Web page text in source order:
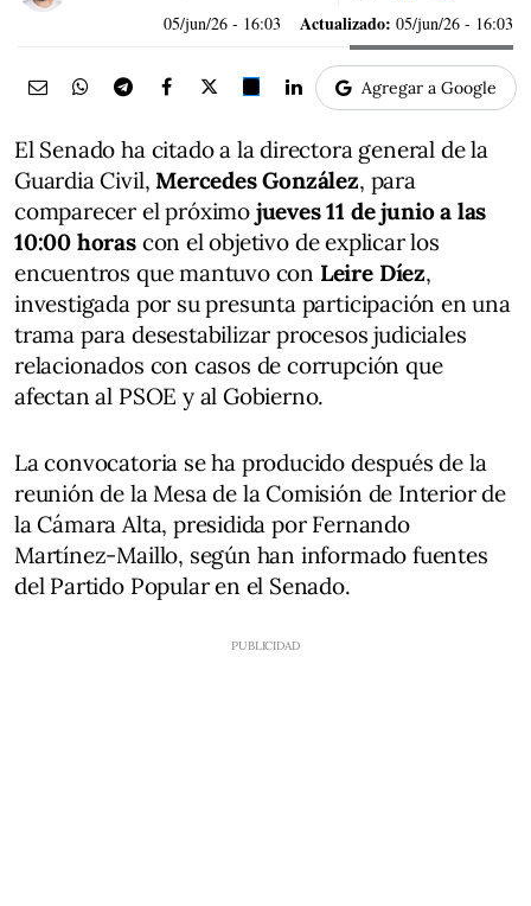
05/jun/26 - 16:03 Actualizado: 05/jun/26 - 16:03
Agregar a Google
El Senado ha citado a la directora general de la
Guardia Civil, Mercedes González, para
comparecer el próximo jueves 11 de junio a las
10:00 horascon el objetivo de explicar los
encuentros que mantuvo con Leire Díez,
investigada por su presunta participación en una
trama para desestabilizar procesos judiciales
relacionados con casos de corrupción que
afectan al PSOE y al Gobierno.
La convocatoria se ha producido después de la
reunión de la Mesa de la Comisión de Interior de
la Cámara Alta, presidida por Fernando
Martínez-Maillo, según han informado fuentes
del Partido Popular en el Senado.